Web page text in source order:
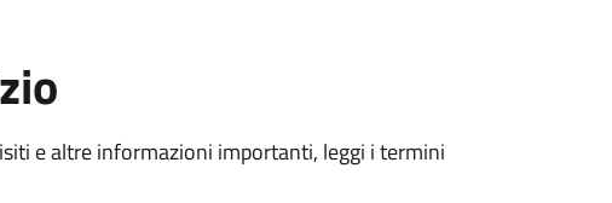
e altre informazioni importanti, leggi i termini